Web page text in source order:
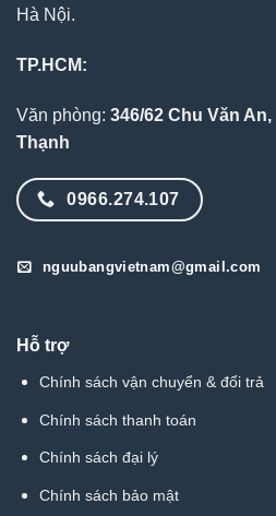
Hà Nội.
TP.HCM:
Văn phòng: 346/62 Chu Văn
Thạnh
0966.274.107
nguubangvietnam@gmail.com
Hỗ trợ
Chính sách vận chuyển & đổi trả
Chính sách thanh toán
Chính sách đại lý
Chính sách bảo mật